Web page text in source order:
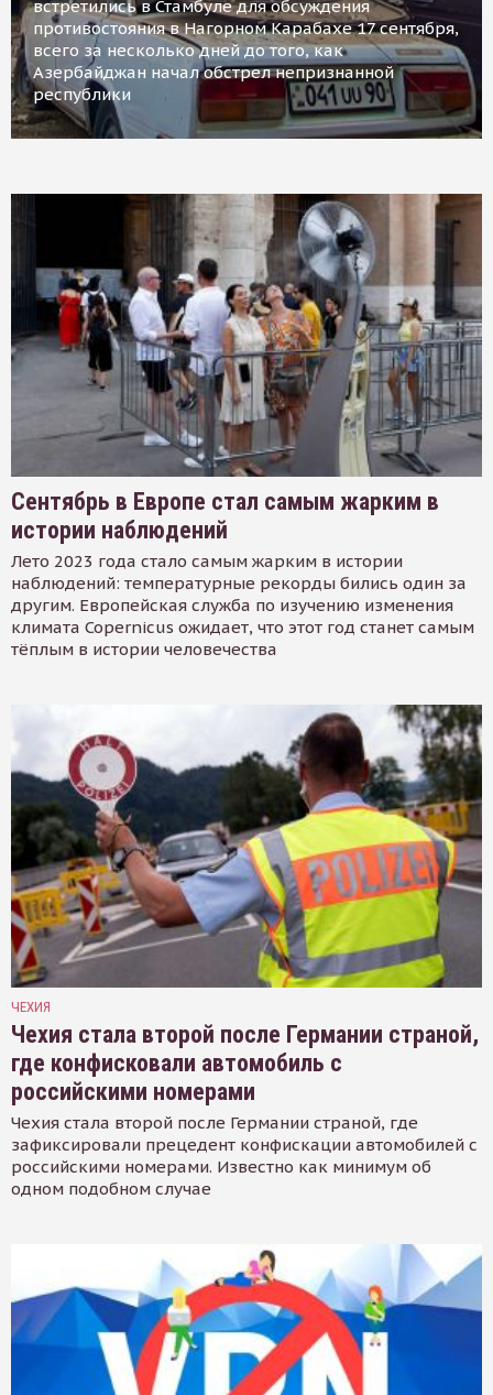
встретились в Стамбуле для обсуждения
противостояния в Нагорном Карабахе 17 сентября,
всего за несколько дней до того, как
Азербайджан начал обстрел непризнанной
республики
Сентябрь в Европе стал самым жарким в
истории наблюдений
Лето 2023 года стало самым жарким в истории
наблюдений: температурные рекорды бились один за
другим. Европейская служба по изучению изменения
климата Copernicus ожидает, что этот год станет самым
тёплым в истории человечества
ЧЕХИЯ
Чехия стала второй после Германии страной,
где конфисковали автомобиль с
российскими номерами
Чехия стала второй после Германии страной, где
зафиксировали прецедент конфискации автомобилей с
российскими номерами. Известно как минимум об
одном подобном случае